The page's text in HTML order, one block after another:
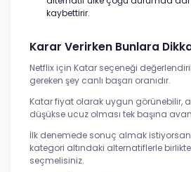
kaybettirir.
Karar Verirken Bunlara
Netflix için Katar seçeneği
gereken şey canlı başarı oranıdır.
Katar fiyat olarak uygun görünebilir,
düşükse ucuz olması tek başına
İlk denemede sonuç almak
kategori altındaki alternatiflerle birlikte
seçmelisiniz.